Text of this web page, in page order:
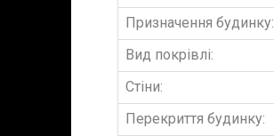
Призначення будинку:
Вид покрівлі:
Стіни:
Перекриття будинку: